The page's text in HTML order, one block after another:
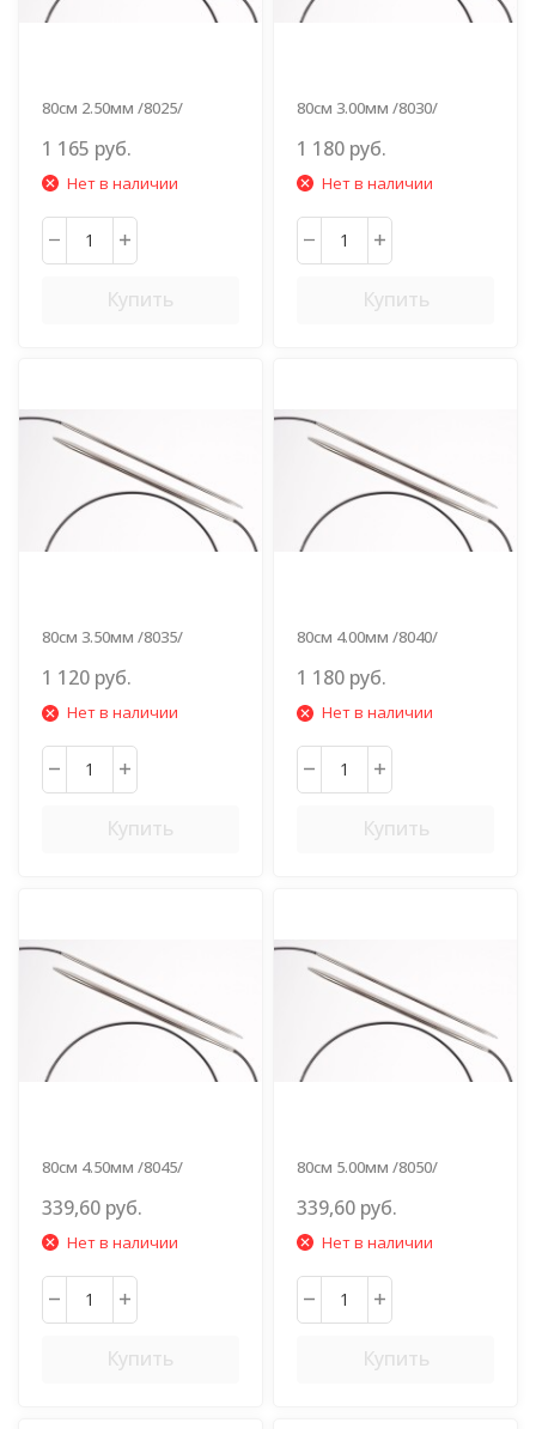
80см 2.50мм /8025/
1 165 руб.
Нет в наличии
Купить
80см 3.00мм /8030/
1 180 руб.
Нет в наличии
Купить
80см 3.50мм /8035/
1 120 руб.
Нет в наличии
Купить
80см 4.00мм /8040/
1 180 руб.
Нет в наличии
Купить
80см 4.50мм /8045/
339,60 руб.
Нет в наличии
Купить
80см 5.00мм /8050/
339,60 руб.
Нет в наличии
Купить